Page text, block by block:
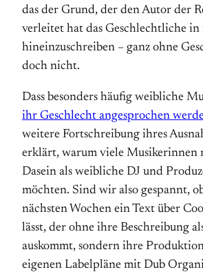
das der Grund, der den Autor der
verleitet hat das Geschlecht­liche
hineinzuschreiben – ganz ohne
doch nicht.
Dass besonders häufig weibliche
ihr Geschlecht an­ge­sprochen
weitere Fort­schreibung ihres
erklärt, warum viele Musikerinnen
Dasein als weibliche DJ und
möchten. Sind wir also gespannt,
nächsten Wochen ein Text über
lässt, der ohne ihre Be­schreibung
auskommt, sondern ihre
eigenen Label­pläne mit Dub